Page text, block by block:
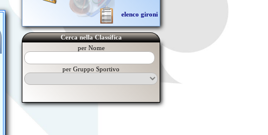
elenco gironi
Cerca nella Classifica
per Nome
per Gruppo Sportivo